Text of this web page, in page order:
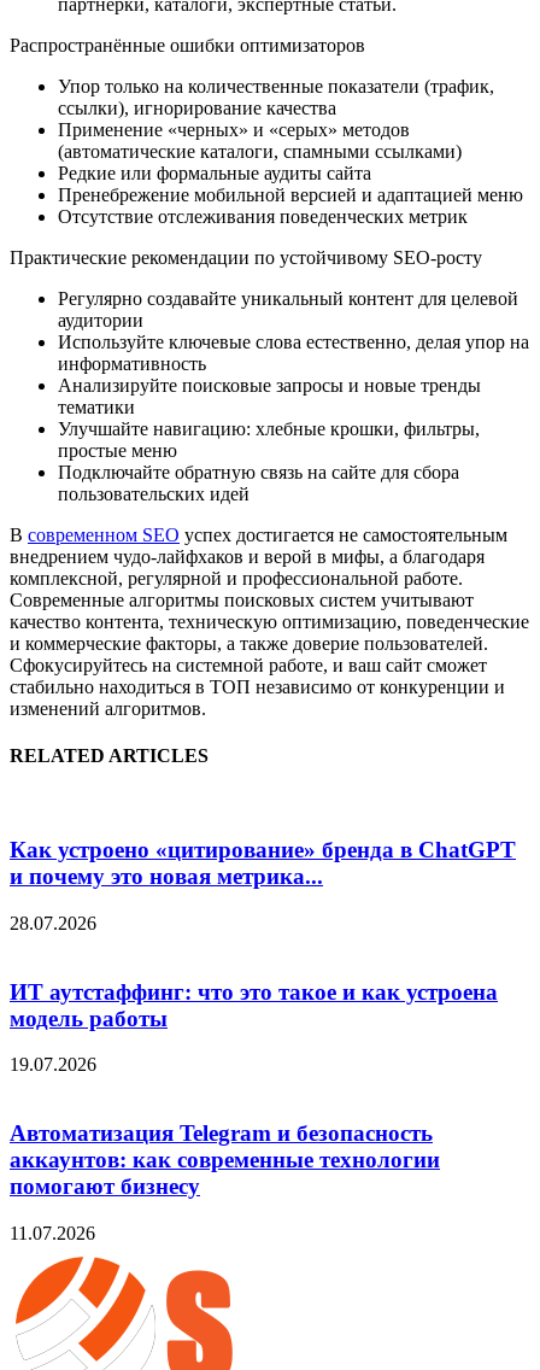
Распространённые ошибки оптимизаторов
Упор только на количественные показатели (трафик,
ссылки), игнорирование качества
Применение «черных» и «серых» методов
(автоматические каталоги, спамными ссылками)
Редкие или формальные аудиты сайта
Пренебрежение мобильной версией и адаптацией меню
Отсутствие отслеживания поведенческих метрик
Практические рекомендации по устойчивому SEO-росту
Регулярно создавайте уникальный контент для целевой
аудитории
Используйте ключевые слова естественно, делая упор на
информативность
Анализируйте поисковые запросы и новые тренды
тематики
Улучшайте навигацию: хлебные крошки, фильтры,
простые меню
Подключайте обратную связь на сайте для сбора
пользовательских идей
В современном SEO успех достигается не самостоятельным
внедрением чудо-лайфхаков и верой в мифы, а благодаря
комплексной, регулярной и профессиональной работе.
Современные алгоритмы поисковых систем учитывают
качество контента, техническую оптимизацию, поведенческие
и коммерческие факторы, а также доверие пользователей.
Сфокусируйтесь на системной работе, и ваш сайт сможет
стабильно находиться в ТОП независимо от конкуренции и
изменений алгоритмов.
RELATED ARTICLES
Как устроено «цитирование» бренда в ChatGPT
и почему это новая метрика...
28.07.2026
ИТ аутстаффинг: что это такое и как устроена
модель работы
19.07.2026
Автоматизация Telegram и безопасность
аккаунтов: как современные технологии
помогают бизнесу
11.07.2026